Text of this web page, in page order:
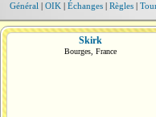
Général | OIK | Échanges| Règles|
Skirk
Bourges, France